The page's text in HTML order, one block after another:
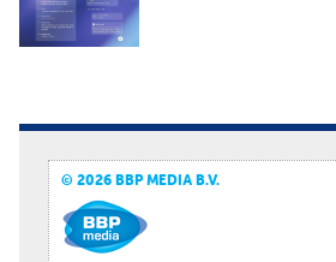
© 2026 BBP MEDIA B.V.